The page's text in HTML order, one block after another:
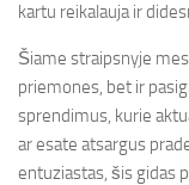
kartu reikalauja ir
Šiame straipsnyje
priemones, bet ir
sprendimus, kurie
ar esate atsargus
entuziastas, šis gidas